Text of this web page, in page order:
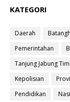
KATEGORI
Daerah
Pemerintahan
Tanjung Jabung
Kepolisian
Pendidikan